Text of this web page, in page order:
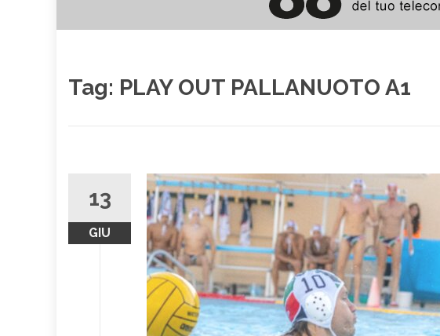
Tag: PLAY OUT PALLANUOTO A1
13
GIU